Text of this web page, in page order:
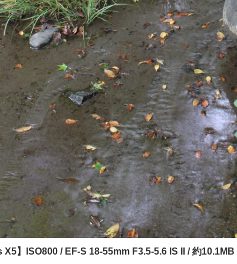
X5】ISO800 / EF-S 18-55mm F3.5-5.6 IS II / 約